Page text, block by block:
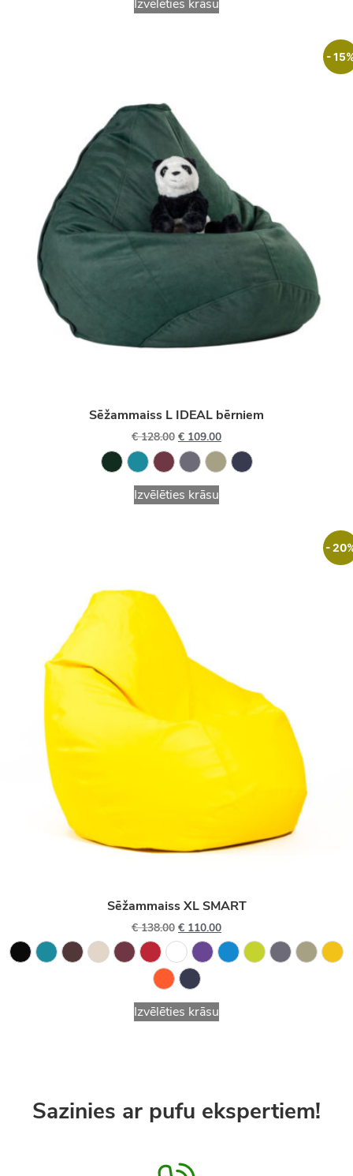
Izvēlēties krāsu
-
Sēžammaiss L IDEAL bērniem
€128.00 € 109.00
Izvēlēties krāsu
-
Sēžammaiss XL SMART
€138.00 € 110.00
Izvēlēties krāsu
Sazinies ar pufu ekspertiem!